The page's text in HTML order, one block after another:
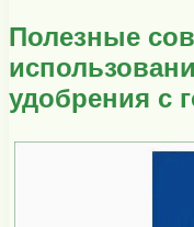
Полезные
удобрения с